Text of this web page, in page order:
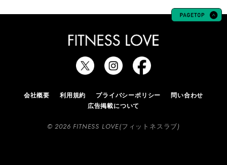
会社概要 利用規約 プライバシーポリシー
問い合わせ
広告掲載について
© 2026 FITNESS LOVE(フィットネスラブ)